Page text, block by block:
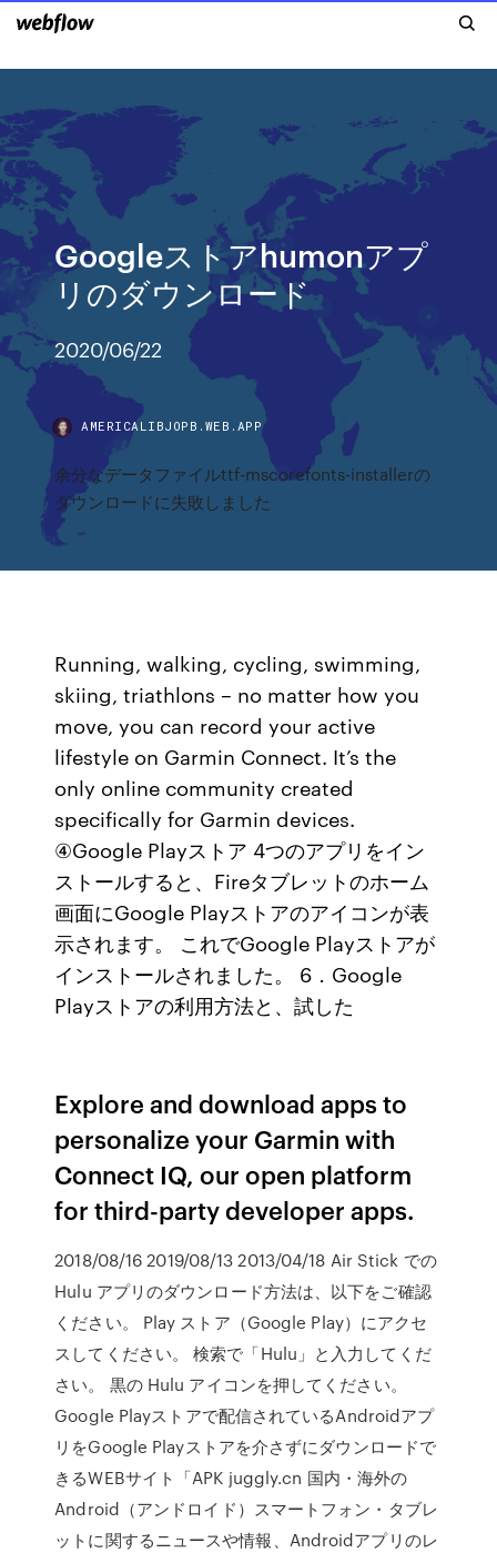
Googleストアhumonアプ
リのダウンロード
2020/06/22
AMERICALIBJOPB.WEB.APP
余分なデータファイルttf-mscorefonts-installerの
ダウンロードに失敗しました
Running, walking, cycling, swimming,
skiing, triathlons – no matter how you
move, you can record your active
lifestyle on Garmin Connect. It’s the
only online community created
specifically for Garmin devices.
④Google Playストア 4つのアプリをイン
ストールすると、Fireタブレットのホーム
画面にGoogle Playストアのアイコンが表
示されます。 これでGoogle Playストアが
インストールされました。 6．Google
Playストアの利用方法と、試した
Explore and download apps to
personalize your Garmin with
Connect IQ, our open platform
for third-party developer apps.
2018/08/16 2019/08/13 2013/04/18 Air Stick での
Hulu アプリのダウンロード方法は、以下をご確認
ください。 Play ストア（Google Play）にアクセ
スしてください。 検索で「Hulu」と入力してくだ
さい。 黒の Hulu アイコンを押してください。
Google Playストアで配信されているAndroidアプ
リをGoogle Playストアを介さずにダウンロードで
きるWEBサイト「APK juggly.cn 国内・海外の
Android（アンドロイド）スマートフォン・タブレ
ットに関するニュースや情報、Androidアプリのレ